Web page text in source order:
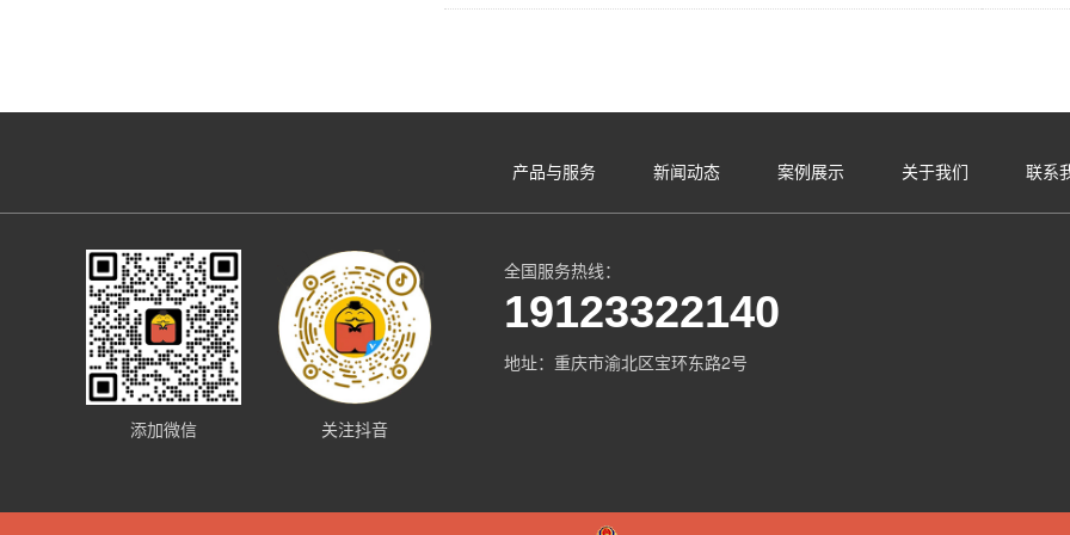
产品与服务 新闻动态 案例展示 关于我们 联系
添加微信 关注抖音
全国服务热线：
19123322140
地址：重庆市渝北区宝环东路2号